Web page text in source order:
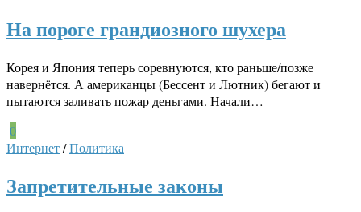
На пороге грандиозного шухера
Корея и Япония теперь соревнуются, кто раньше/позже
навернётся. А американцы (Бессент и Лютник) бегают и
пытаются заливать пожар деньгами. Начали…
0
Интернет/Политика
Запретительные законы